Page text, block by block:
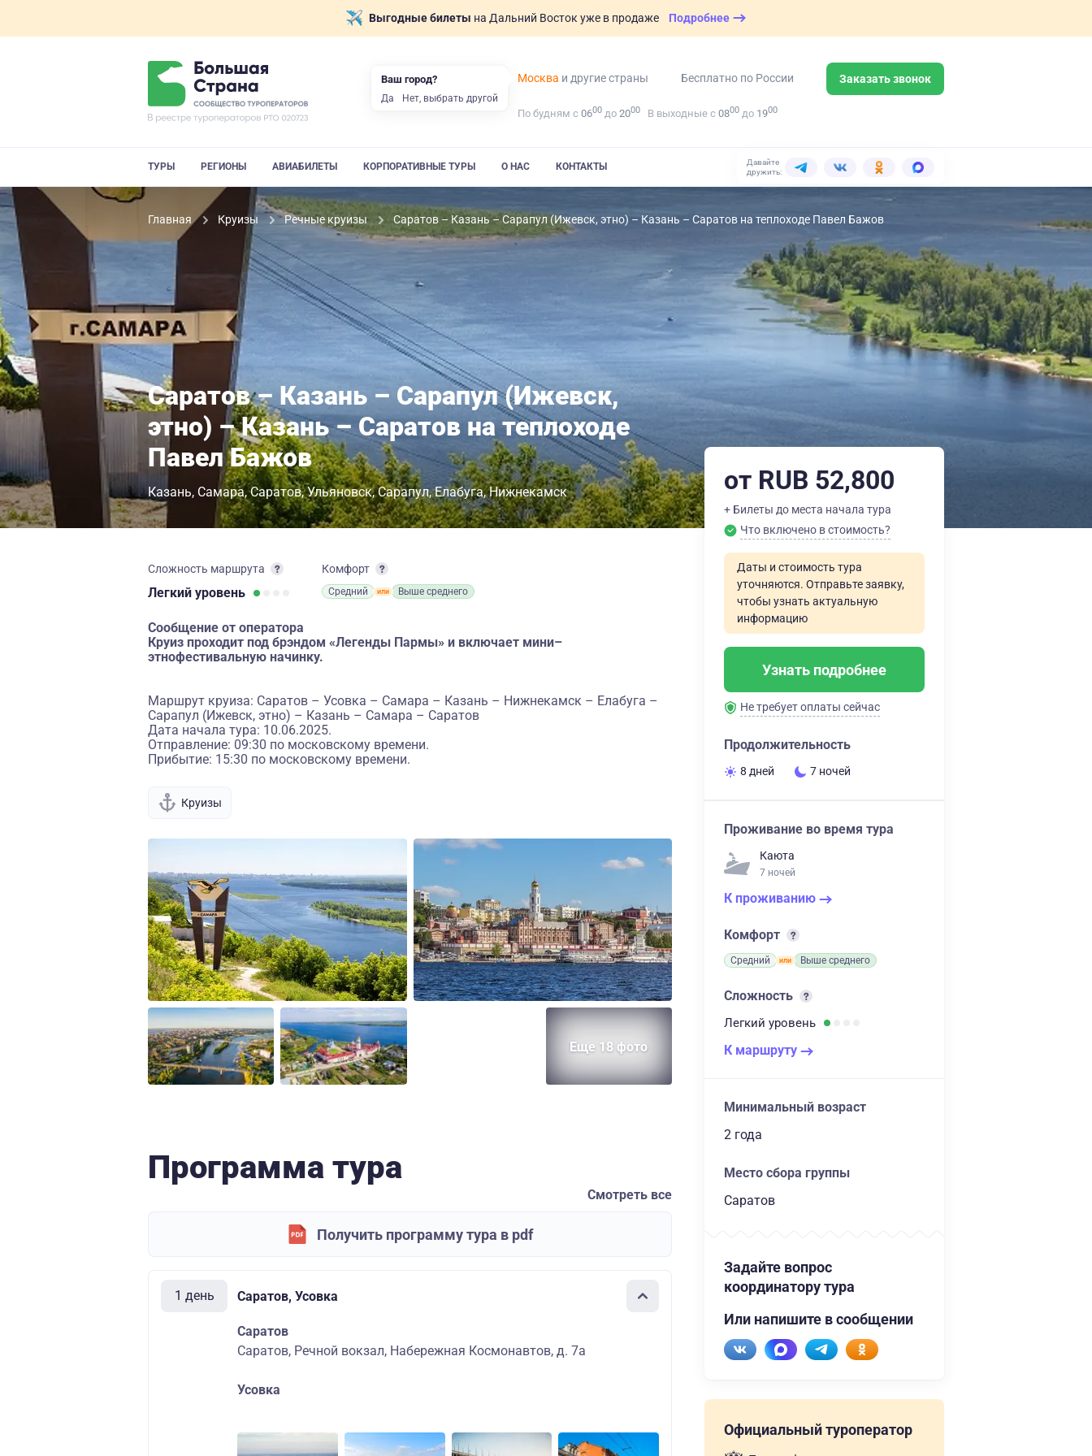
Выгодные билеты на Дальний Восток уже в продаже Подробнее
Москва и другие страны Бесплатно по России Заказать звонок
По будням с 0600 до 2000 В выходные с 0800 до 1900
ТУРЫ РЕГИОНЫ АВИАБИЛЕТЫ КОРПОРАТИВНЫЕ ТУРЫ О НАС КОНТАКТЫ
Давайте
дружить:
Главная Круизы Речные круизы Саратов – Казань – Сарапул (Ижевск, этно) – Казань – Саратов на теплоходе Павел Бажов
Саратов – Казань – Сарапул (Ижевск,
этно) – Казань – Саратов на теплоходе
Павел Бажов
Казань Самара Саратов Ульяновск Сарапул Елабуга Нижнекамск
Сложность маршрута
Легкий уровень
Комфорт
Средний Выше среднего
Сообщение от оператора
Круиз проходит под брэндом «Легенды Пармы» и включает мини–
этнофестивальную начинку.
Маршрут круиза: Саратов – Усовка – Самара – Казань – Нижнекамск – Елабуга –
Сарапул (Ижевск, этно) – Казань – Самара – Саратов
Дата начала тура: 10.06.2025.
Отправление: 09:30 по московскому времени.
Прибытие: 15:30 по московскому времени.
Круизы
Еще 18 фото
Программа тура
Смотреть все
Получить программу тура в pdf
1 день Саратов, Усовка
Саратов
Саратов, Речной вокзал, Набережная Космонавтов, д. 7а
Усовка
от RUB 52,800
+ Билеты до места начала тура
Что включено в стоимость?
Даты и стоимость тура
уточняются. Отправьте заявку,
чтобы узнать актуальную
информацию
Узнать подробнее
Не требует оплаты сейчас
Продолжительность
8 дней 7 ночей
Проживание во время тура
Каюта
7 ночей
К проживанию
Комфорт
Средний Выше среднего
Сложность
Легкий уровень
К маршруту
Минимальный возраст
2 года
Место сбора группы
Саратов
Задайте вопрос
координатору тура
Или напишите в сообщении
Официальный туроператор
Ваш город?
Да Нет, выбрать другой